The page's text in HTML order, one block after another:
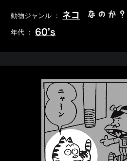
動物ジャンル ： ネコ なのか？
年代 ： 60’s